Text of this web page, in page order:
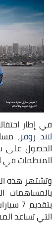
في إطار احتفالاتها بمرور 70
لاند روفر،
الحصول على
المنظمات في
بالمساهمات
التي تساعد